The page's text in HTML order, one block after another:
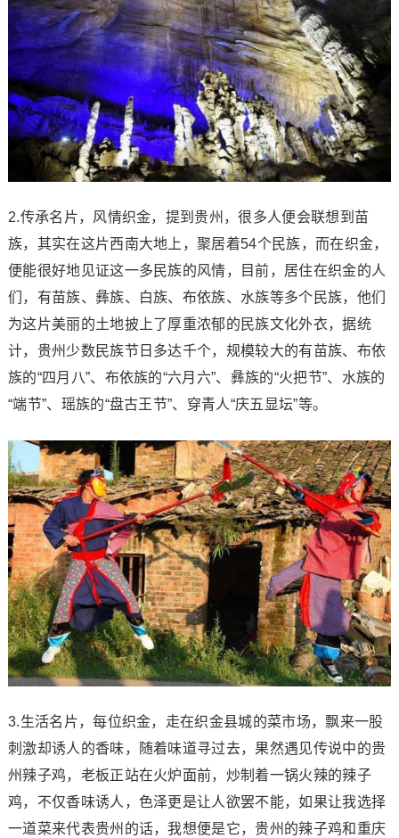
2.传承名片，风情织金，提到贵州，很多人便会联想到苗
族，其实在这片西南大地上，聚居着54个民族，而在织金，
便能很好地见证这一多民族的风情，目前，居住在织金的人
们，有苗族、彝族、白族、布依族、水族等多个民族，他们
为这片美丽的土地披上了厚重浓郁的民族文化外衣，据统
计，贵州少数民族节日多达千个，规模较大的有苗族、布依
族的“四月八”、布依族的“六月六”、彝族的“火把节”、水族的
“端节”、瑶族的“盘古王节”、穿青人“庆五显坛”等。
3.生活名片，每位织金，走在织金县城的菜市场，飘来一股
刺激却诱人的香味，随着味道寻过去，果然遇见传说中的贵
州辣子鸡，老板正站在火炉面前，炒制着一锅火辣的辣子
鸡，不仅香味诱人，色泽更是让人欲罢不能，如果让我选择
一道菜来代表贵州的话，我想便是它，贵州的辣子鸡和重庆